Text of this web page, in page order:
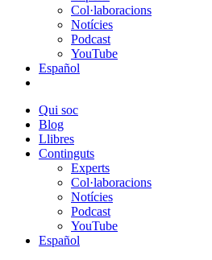
Col·laboracions
Notícies
Podcast
YouTube
Español
Qui soc
Blog
Llibres
Continguts
Experts
Col·laboracions
Notícies
Podcast
YouTube
Español